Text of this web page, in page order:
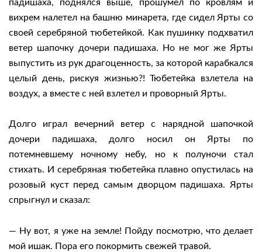
падишаха, поднялся выше, прошумел по кровлям и
вихрем налетел на башню минарета, где сидел Ярты со
своей серебряной тюбетейкой. Как пушинку подхватил
ветер шапочку дочери падишаха. Но не мог же Ярты
выпустить из рук драгоценность, за которой карабкался
целый день, рискуя жизнью?! Тюбетейка взлетела на
воздух, а вместе с ней взлетел и проворный Ярты.
Долго играл вечерний ветер с нарядной шапочкой
дочери падишаха, долго носил он Ярты по
потемневшему ночному небу, но к полуночи стал
стихать. И серебряная тюбетейка плавно опустилась на
розовый куст перед самым дворцом падишаха. Ярты
спрыгнул и сказал:
— Ну вот, я уже на земле! Пойду посмотрю, что делает
мой ишак. Пора его покормить свежей травой.